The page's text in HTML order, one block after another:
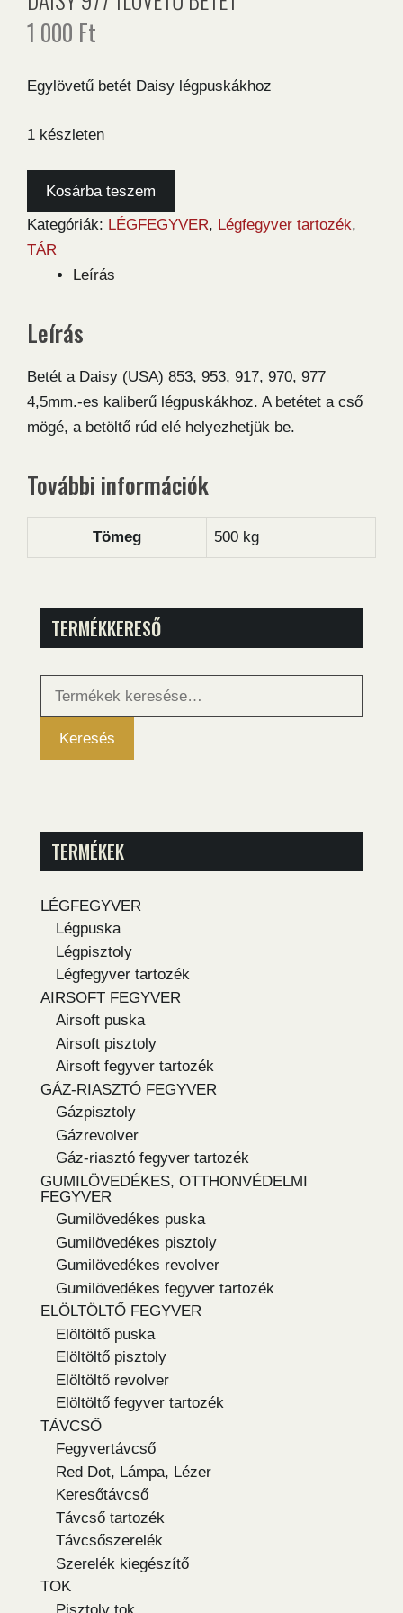
1 000 Ft
Egylövetű betét Daisy légpuskákhoz
1 készleten
Daisy
1lövetű
betét
mennyiség
Kosárba teszem
Kategóriák: LÉGFEGYVER, Légfegyver tartozék,
TÁR
Leírás
Leírás
Betét a Daisy (USA) 853, 953, 917, 970, 977
4,5mm.-es kaliberű légpuskákhoz. A betétet a cső
mögé, a betöltő rúd elé helyezhetjük be.
További információk
Tömeg 500 kg
TERMÉKKERESŐ
Keresés
Keresés
TERMÉKEK
LÉGFEGYVER
Légpuska
Légpisztoly
Légfegyver tartozék
AIRSOFT FEGYVER
Airsoft puska
Airsoft pisztoly
Airsoft fegyver tartozék
GÁZ-RIASZTÓ FEGYVER
Gázpisztoly
Gázrevolver
Gáz-riasztó fegyver tartozék
GUMILÖVEDÉKES, OTTHONVÉDELMI
FEGYVER
Gumilövedékes puska
Gumilövedékes pisztoly
Gumilövedékes revolver
Gumilövedékes fegyver tartozék
ELÖLTÖLTŐ FEGYVER
Elöltöltő puska
Elöltöltő pisztoly
Elöltöltő revolver
Elöltöltő fegyver tartozék
TÁVCSŐ
Fegyvertávcső
Red Dot, Lámpa, Lézer
Keresőtávcső
Távcső tartozék
Távcsőszerelék
Szerelék kiegészítő
TOK